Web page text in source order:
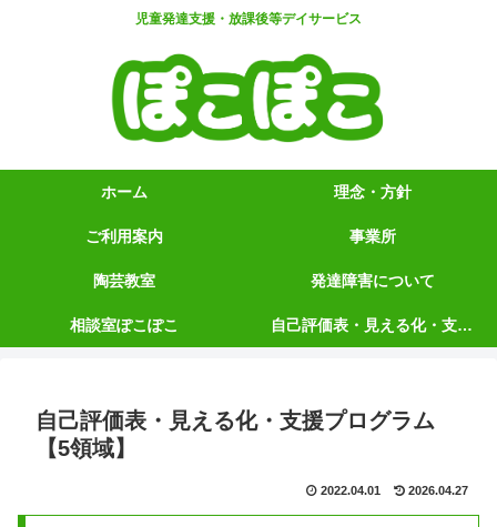
児童発達支援・放課後等デイサービス
ホーム 理念・方針
ご利用案内 事業所
陶芸教室 発達障害について
相談室ぽこぽこ 自己評価表・見える化・支援プログラム【5領域】
自己評価表・見える化・支援プログラム
【5領域】
2022.04.01 2026.04.27